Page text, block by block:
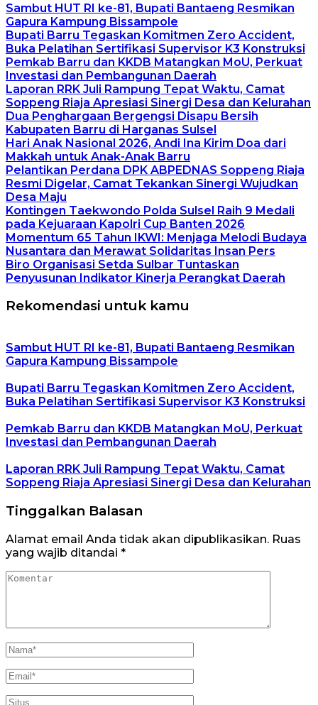
Sambut HUT RI ke-81, Bupati Bantaeng Resmikan
Gapura Kampung Bissampole
Bupati Barru Tegaskan Komitmen Zero Accident,
Buka Pelatihan Sertifikasi Supervisor K3 Konstruksi
Pemkab Barru dan KKDB Matangkan MoU, Perkuat
Investasi dan Pembangunan Daerah
Laporan RRK Juli Rampung Tepat Waktu, Camat
Soppeng Riaja Apresiasi Sinergi Desa dan Kelurahan
Dua Penghargaan Bergengsi Disapu Bersih
Kabupaten Barru di Harganas Sulsel
Hari Anak Nasional 2026, Andi Ina Kirim Doa dari
Makkah untuk Anak-Anak Barru
Pelantikan Perdana DPK ABPEDNAS Soppeng Riaja
Resmi Digelar, Camat Tekankan Sinergi Wujudkan
Desa Maju
Kontingen Taekwondo Polda Sulsel Raih 9 Medali
pada Kejuaraan Kapolri Cup Banten 2026
Momentum 65 Tahun IKWI: Menjaga Melodi Budaya
Nusantara dan Merawat Solidaritas Insan Pers
Biro Organisasi Setda Sulbar Tuntaskan
Penyusunan Indikator Kinerja Perangkat Daerah
Rekomendasi untuk kamu
Sambut HUT RI ke-81, Bupati Bantaeng Resmikan
Gapura Kampung Bissampole
Bupati Barru Tegaskan Komitmen Zero Accident,
Buka Pelatihan Sertifikasi Supervisor K3 Konstruksi
Pemkab Barru dan KKDB Matangkan MoU, Perkuat
Investasi dan Pembangunan Daerah
Laporan RRK Juli Rampung Tepat Waktu, Camat
Soppeng Riaja Apresiasi Sinergi Desa dan Kelurahan
Tinggalkan Balasan
Alamat email Anda tidak akan dipublikasikan. Ruas
yang wajib ditandai *